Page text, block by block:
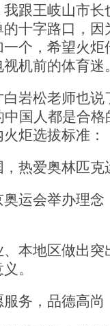
王岐山市长
十字路口，
个，希望火
机前的体育迷
松老师也说
国人都是合
炬选拔标准：
热爱奥林匹克
会举办理念
地区做出突
。
务，品德高尚